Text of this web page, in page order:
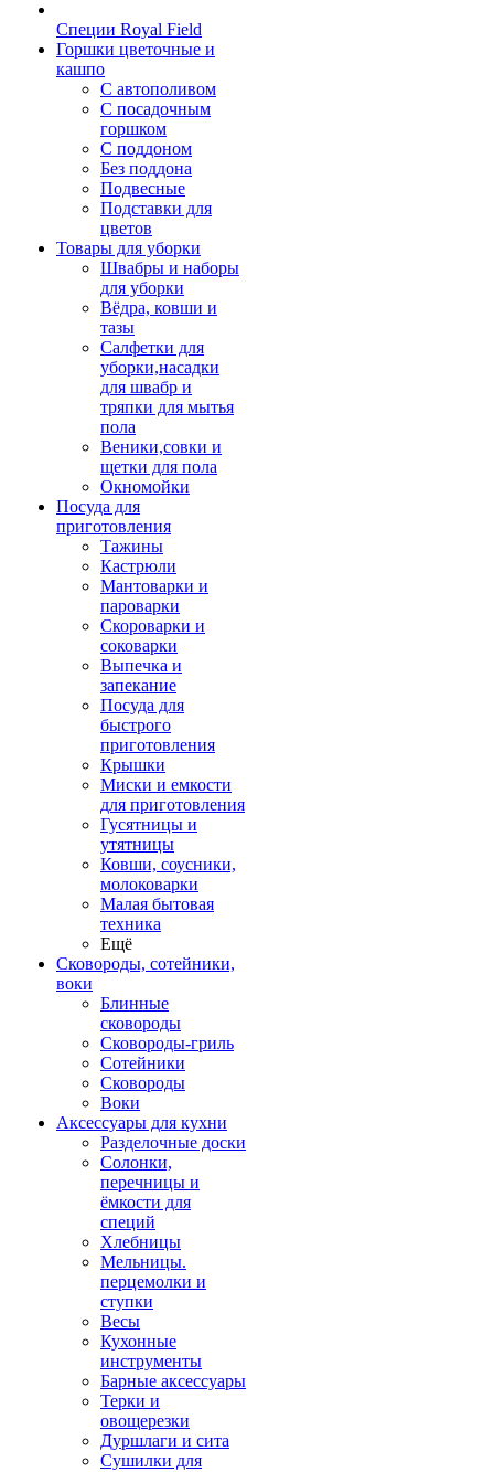
Специи Royal Field
Горшки цветочные и
кашпо
С автополивом
С посадочным
горшком
С поддоном
Без поддона
Подвесные
Подставки для
цветов
Товары для уборки
Швабры и наборы
для уборки
Вёдра, ковши и
тазы
Салфетки для
уборки,насадки
для швабр и
тряпки для мытья
пола
Веники,совки и
щетки для пола
Окномойки
Посуда для
приготовления
Тажины
Кастрюли
Мантоварки и
пароварки
Скороварки и
соковарки
Выпечка и
запекание
Посуда для
быстрого
приготовления
Крышки
Миски и емкости
для приготовления
Гусятницы и
утятницы
Ковши, соусники,
молоковарки
Малая бытовая
техника
Ещё
Сковороды, сотейники,
воки
Блинные
сковороды
Сковороды-гриль
Сотейники
Сковороды
Воки
Аксессуары для кухни
Разделочные доски
Солонки,
перечницы и
ёмкости для
специй
Хлебницы
Мельницы.
перцемолки и
ступки
Весы
Кухонные
инструменты
Барные аксессуары
Терки и
овощерезки
Дуршлаги и сита
Сушилки для